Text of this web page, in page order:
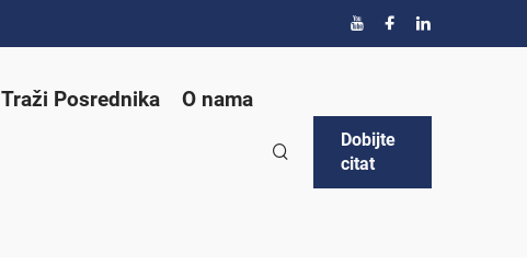
Traži Posrednika O nama
Dobijte
citat